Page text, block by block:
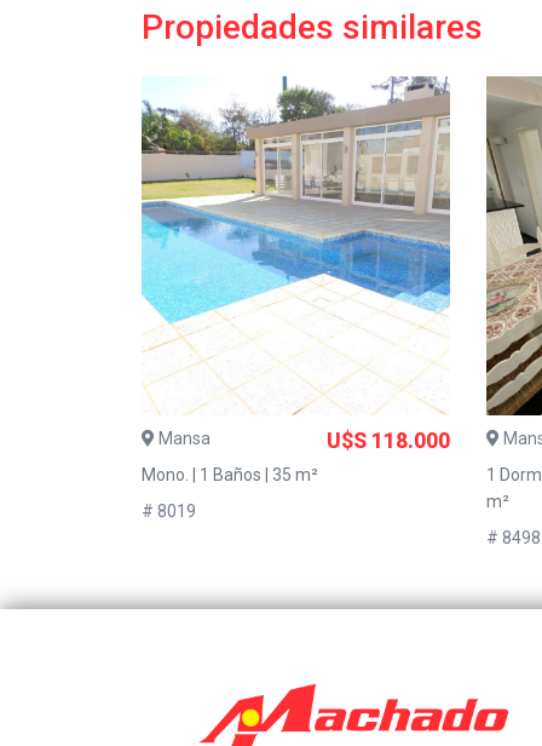
Propiedades similares
Mansa U$S 118.000
Mono. | 1 Baños | 35 m²
# 8019
1
m²
# 8498